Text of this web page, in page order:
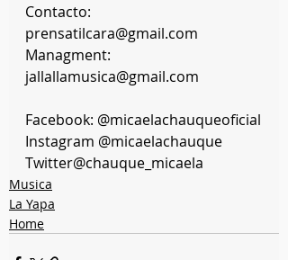
Contacto:
prensatilcara@gmail.com
Managment:
jallallamusica@gmail.com
Facebook: @micaelachauqueoficial
Instagram @micaelachauque
Twitter@chauque_micaela
Musica
La Yapa
Home